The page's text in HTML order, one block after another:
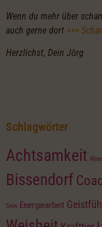
Wenn du mehr über
auch gerne dort >>>
Herzlichst, Dein Jörg
Schlagwörter
Achtsamkeit
Bissendorf
Sein Energiearbeit